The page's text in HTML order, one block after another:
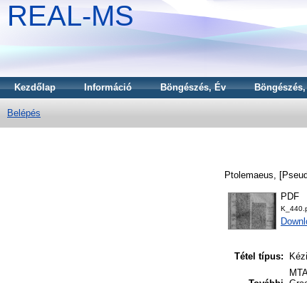
REAL-MS
Kezdőlap Információ Böngészés, Év
Belépés
Ptolemaeus,
PDF
Tétel típus: